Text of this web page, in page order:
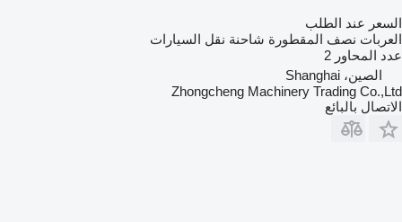
السعر عند الطلب
العربات نصف المقطورة شاحنة نقل السيارات
عدد المحاور 2
الصين، Shanghai
Zhongcheng Machinery Trading Co.,Ltd
الاتصال بالبائع